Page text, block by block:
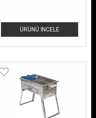
ÜRÜNÜ İNCELE